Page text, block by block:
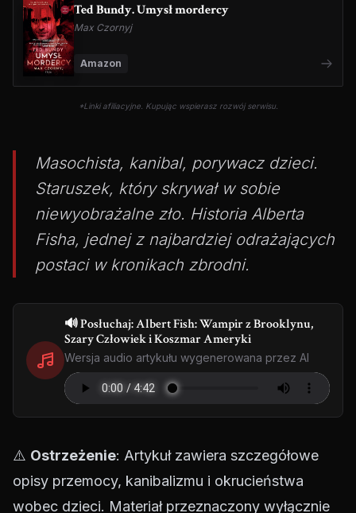
Ted Bundy. Umysł mordercy
Max Czornyj
Amazon
*Linki afiliacyjne. Kupując wspierasz rozwój serwisu.
Masochista, kanibal, porywacz dzieci.
Staruszek, który skrywał w sobie
niewyobrażalne zło. Historia Alberta
Fisha, jednej z najbardziej odrażających
postaci w kronikach zbrodni.
🔊 Posłuchaj: Albert Fish: Wampir z Brooklynu,
Szary Człowiek i Koszmar Ameryki
Wersja audio artykułu wygenerowana przez AI
⚠️ Ostrzeżenie: Artykuł zawiera szczegółowe
opisy przemocy, kanibalizmu i okrucieństwa
wobec dzieci. Materiał przeznaczony wyłącznie